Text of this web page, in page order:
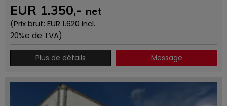
EUR 1.350,- net
(Prix ​​brut: EUR 1.620 incl.
20%e de TVA)
Plus de détails Message